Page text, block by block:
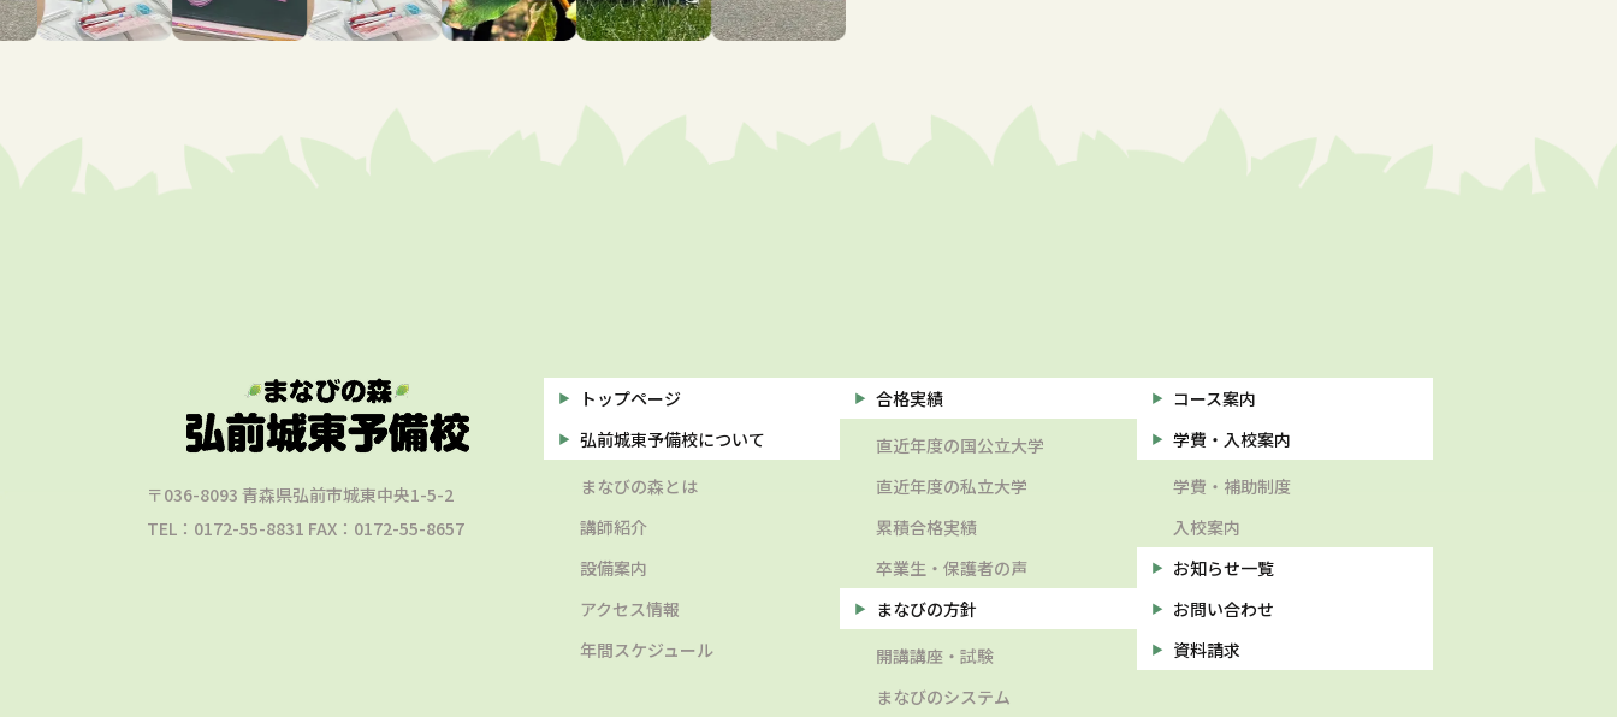
〒036-8093 青森県弘前市城東中央1-5-2
TEL：0172-55-8831 FAX：0172-55-8657
トップページ
弘前城東予備校について
まなびの森とは
講師紹介
設備案内
アクセス情報
年間スケジュール
合格実績
直近年度の国公立大学
直近年度の私立大学
累積合格実績
卒業生・保護者の声
まなびの方針
開講講座・試験
まなびのシステム
コース案内
学費・入校案内
学費・補助制度
入校案内
お知らせ一覧
お問い合わせ
資料請求